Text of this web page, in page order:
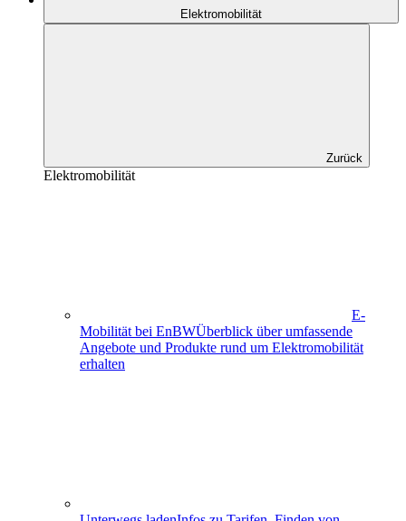
Elektromobilität
Zurück
Elektromobilität
E-
Mobilität bei EnBWÜberblick über umfassende
Angebote und Produkte rund um Elektromobilität
erhalten